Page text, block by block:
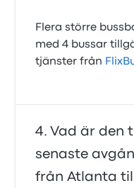
Flera större
med 4 bussar
tjänster från
Vad är den
senaste
från Atlanta